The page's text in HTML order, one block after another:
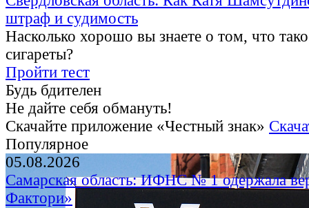
штраф и судимость
Насколько хорошо вы знаете о том, что
сигареты?
Пройти тест
Будь бдителен
Не дайте себя обмануть!
Скачайте приложение «Честный знак»
Популярное
05.08.2026
Самарская область: ИФНС № 1 одержала
Фактори»